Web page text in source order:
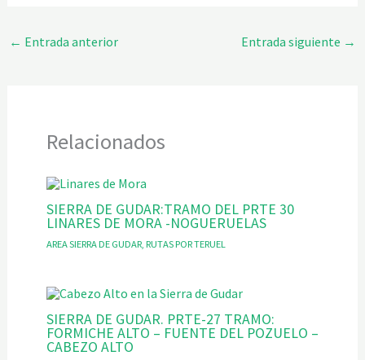
← Entrada anterior Entrada siguiente →
Relacionados
SIERRA DE GUDAR:TRAMO DEL PRTE 30
LINARES DE MORA -NOGUERUELAS
AREA SIERRA DE GUDAR, RUTAS POR TERUEL
SIERRA DE GUDAR. PRTE-27 TRAMO:
FORMICHE ALTO – FUENTE DEL POZUELO –
CABEZO ALTO